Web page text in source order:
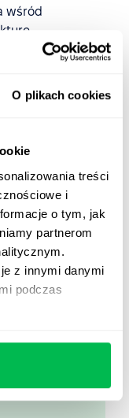
O plikach cookies
treści
i
o tym, jak
partnerom
z innymi danymi
podczas
wśród
konkurencję w
w firmie. W
jest na
i wzrost ich
w
nawet 80